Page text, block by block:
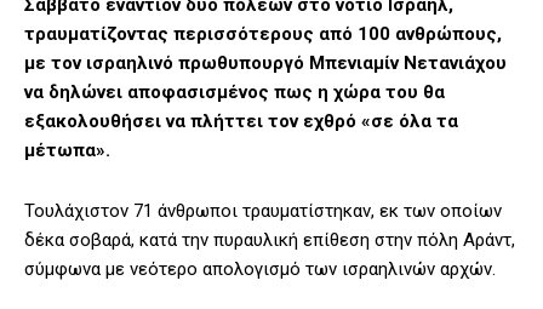
Σάββατο εναντίον δύο πόλεων στο νότιο Ισραήλ,
τραυματίζοντας περισσότερους από 100 ανθρώπους,
με τον ισραηλινό πρωθυπουργό Μπενιαμίν Νετανιάχου
να δηλώνει αποφασισμένος πως η χώρα του θα
εξακολουθήσει να πλήττει τον εχθρό «σε όλα τα
μέτωπα».
Τουλάχιστον 71 άνθρωποι τραυματίστηκαν, εκ των οποίων
δέκα σοβαρά, κατά την πυραυλική επίθεση στην πόλη Αράντ,
σύμφωνα με νεότερο απολογισμό των ισραηλινών αρχών.